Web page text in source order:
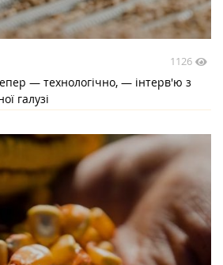
1126
— технологічно, — інтерв'ю з
галузі